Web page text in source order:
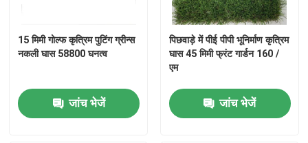
15 मिमी गोल्फ कृत्रिम पुटिंग ग्रीन्स
नकली घास 58800 घनत्व
जांच भेजें
पिछवाड़े में पीई पीपी भूनिर्माण कृत्रिम
घास 45 मिमी फ्रंट गार्डन 160 /
एम
जांच भेजें